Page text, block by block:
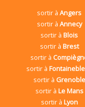
sortir àAngers
sortir à Annecy
sortir àBlois
sortir à Brest
sortir à
sortir à
sortir à Grenoble
sortir à Le Mans
sortir à Lyon